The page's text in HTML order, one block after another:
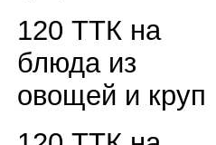
120 ТТК на
блюда из
овощей и круп